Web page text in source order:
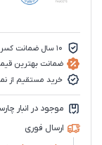
10 سال ضمانت کسری
ضمانت بهترین
خرید مستقیم از
موجود در انبار
ارسال فوری